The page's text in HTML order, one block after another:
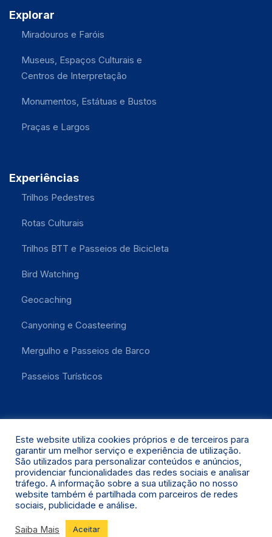
Explorar
Miradouros e Faróis
Museus, Espaços Culturais e
Centros de Interpretação
Monumentos, Estátuas e Bustos
Praças e Largos
Experiências
Trilhos Pedestres
Rotas Culturais
Trilhos BTT e Passeios de Bicicleta
Bird Watching
Geocaching
Canyoning e Coasteering
Mergulho e Passeios de Barco
Passeios Turísticos
Santa Maria 2021 © Todos os Direitos Reservados.
Este website utiliza cookies próprios e de terceiros para
garantir um melhor serviço e experiência de utilização.
São utilizados para personalizar conteúdos e anúncios,
providenciar funcionalidades das redes sociais e analisar
tráfego. A informação sobre a sua utilização no nosso
website também é partilhada com parceiros de redes
sociais, publicidade e análise.
Saiba Mais Aceitar